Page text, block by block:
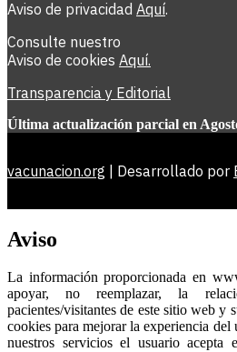
Aviso de privacidad Aquí.
Consulte nuestro
Aviso de cookies Aquí.
Transparencia y Editorial
Última actualización parcial en
vacunacion.org | Desarrollado por
Aviso
La información proporcionada en
apoyar, no reemplazar, la
pacientes/visitantes de este sitio web y
cookies para mejorar la experiencia
nuestros servicios el usuario acepta